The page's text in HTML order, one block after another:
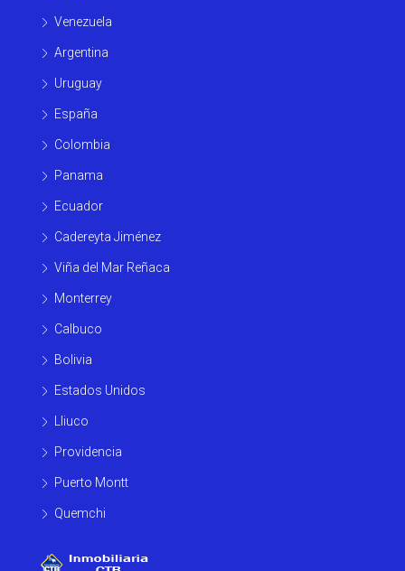
Venezuela
Argentina
Uruguay
España
Colombia
Panama
Ecuador
Cadereyta Jiménez
Viña del Mar Reñaca
Monterrey
Calbuco
Bolivia
Estados Unidos
Lliuco
Providencia
Puerto Montt
Quemchi